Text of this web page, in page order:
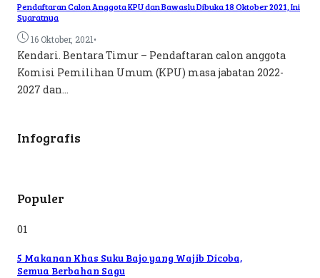
Pendaftaran Calon Anggota KPU dan Bawaslu Dibuka 18 Oktober 2021, Ini
Syaratnya
16 Oktober, 2021•
Kendari. Bentara Timur – Pendaftaran calon anggota
Komisi Pemilihan Umum (KPU) masa jabatan 2022-
2027 dan...
Infografis
Populer
01
5 Makanan Khas Suku Bajo yang Wajib Dicoba,
Semua Berbahan Sagu